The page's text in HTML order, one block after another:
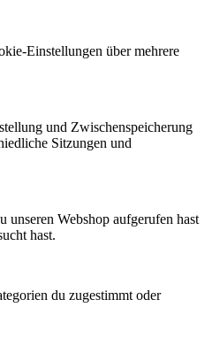
Einstellungen über mehrere
und Zwischenspeicherung
Sitzungen und
unseren Webshop aufgerufen hast
hast.
du zugestimmt oder